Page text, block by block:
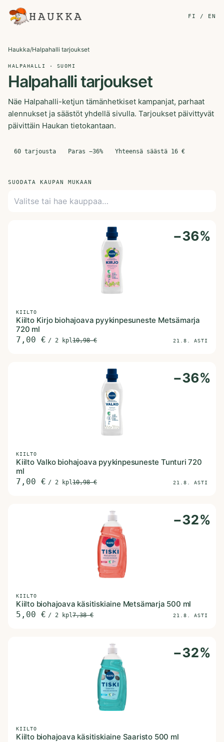
FI / EN
Haukka/Halpahalli tarjoukset
HALPAHALLI · SUOMI
Halpahalli tarjoukset
Näe Halpahalli-ketjun tämänhetkiset kampanjat, parhaat
alennukset ja säästöt yhdellä sivulla. Tarjoukset päivittyvät
päivittäin Haukan tietokantaan.
60 tarjousta Paras −36% Yhteensä säästä 16 €
SUODATA KAUPAN MUKAAN
−36%
KIILTO
Kiilto Kirjo biohajoava pyykinpesuneste Metsämarja
720 ml
7,00 € / 2 kpl10,98€ 21.8. ASTI
−36%
KIILTO
Kiilto Valko biohajoava pyykinpesuneste Tunturi 720
ml
7,00 € / 2 kpl10,98€ 21.8. ASTI
−32%
KIILTO
Kiilto biohajoava käsitiskiaine Metsämarja 500 ml
5,00 € / 2 kpl7,38€ 21.8. ASTI
−32%
KIILTO
Kiilto biohajoava käsitiskiaine Saaristo 500 ml